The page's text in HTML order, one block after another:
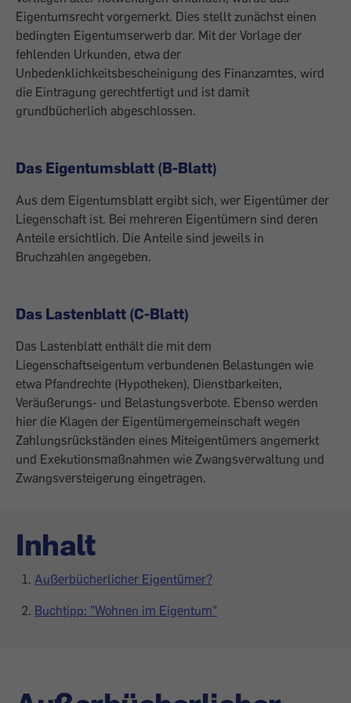
Eigentumsrecht vorgemerkt. Dies stellt zunächst einen
bedingten Eigentumserwerb dar. Mit der Vorlage der
fehlenden Urkunden, etwa der
Unbedenklichkeitsbescheinigung des Finanzamtes, wird
die Eintragung gerechtfertigt und ist damit
grundbücherlich abgeschlossen.
Das Eigentumsblatt (B-Blatt)
Aus dem Eigentumsblatt ergibt sich, wer Eigentümer der
Liegenschaft ist. Bei mehreren Eigentümern sind deren
Anteile ersichtlich. Die Anteile sind jeweils in
Bruchzahlen angegeben.
Das Lastenblatt (C-Blatt)
Das Lastenblatt enthält die mit dem
Liegenschaftseigentum verbundenen Belastungen wie
etwa Pfandrechte (Hypotheken), Dienstbarkeiten,
Veräußerungs- und Belastungsverbote. Ebenso werden
hier die Klagen der Eigentümergemeinschaft wegen
Zahlungsrückständen eines Miteigentümers angemerkt
und Exekutionsmaßnahmen wie Zwangsverwaltung und
Zwangsversteigerung eingetragen.
Inhalt
Außerbücherlicher Eigentümer?
Buchtipp: "Wohnen im Eigentum"